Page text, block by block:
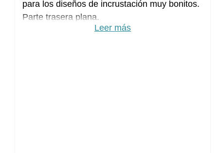
para los diseños de incrustación muy bonitos.
Parte trasera plana.
Leer más